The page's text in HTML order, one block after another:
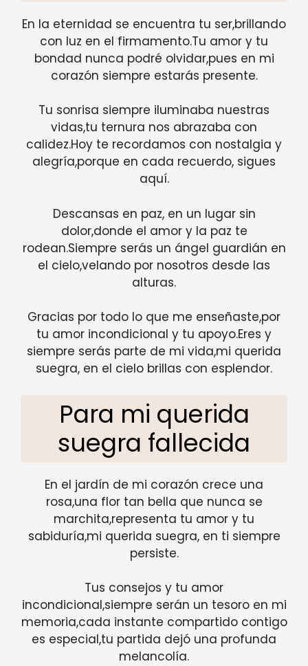
En la eternidad se encuentra tu ser,brillando
con luz en el firmamento.Tu amor y tu
bondad nunca podré olvidar,pues en mi
corazón siempre estarás presente.
Tu sonrisa siempre iluminaba nuestras
vidas,tu ternura nos abrazaba con
calidez.Hoy te recordamos con nostalgia y
alegría,porque en cada recuerdo, sigues
aquí.
Descansas en paz, en un lugar sin
dolor,donde el amor y la paz te
rodean.Siempre serás un ángel guardián en
el cielo,velando por nosotros desde las
alturas.
Gracias por todo lo que me enseñaste,por
tu amor incondicional y tu apoyo.Eres y
siempre serás parte de mi vida,mi querida
suegra, en el cielo brillas con esplendor.
Para mi querida
suegra fallecida
En el jardín de mi corazón crece una
rosa,una flor tan bella que nunca se
marchita,representa tu amor y tu
sabiduría,mi querida suegra, en ti siempre
persiste.
Tus consejos y tu amor
incondicional,siempre serán un tesoro en mi
memoria,cada instante compartido contigo
es especial,tu partida dejó una profunda
melancolía.